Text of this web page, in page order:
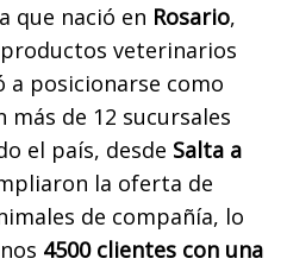
que nació en Rosario,
veterinarios
a posicionarse como
de 12 sucursales
el país, desde Salta a
la oferta de
de compañía, lo
4500 clientes con una